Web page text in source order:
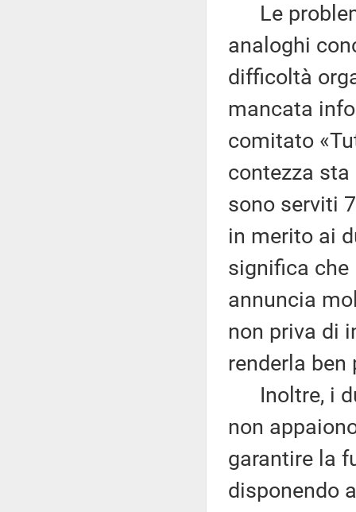
Le
analoghi
difficoltà
mancata
comitato
contezza
sono serviti
in merito ai
significa che
annuncia
non priva di
renderla ben
Inoltre, i
non
garantire la
disponendo